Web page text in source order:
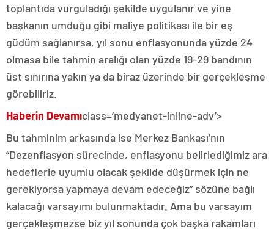
toplantıda vurguladığı şekilde uygulanır ve yine
başkanın umduğu gibi maliye politikası ile bir eş
güdüm sağlanırsa, yıl sonu enflasyonunda yüzde 24
olmasa bile tahmin aralığı olan yüzde 19-29 bandının
üst sınırına yakın ya da biraz üzerinde bir gerçekleşme
görebiliriz.
Haberin Devamıclass=’medyanet-inline-adv’>
Bu tahminim arkasında ise Merkez Bankası’nın
“Dezenflasyon sürecinde, enflasyonu belirlediğimiz ara
hedeflerle uyumlu olacak şekilde düşürmek için ne
gerekiyorsa yapmaya devam edeceğiz” sözüne bağlı
kalacağı varsayımı bulunmaktadır. Ama bu varsayım
gerçekleşmezse biz yıl sonunda çok başka rakamları